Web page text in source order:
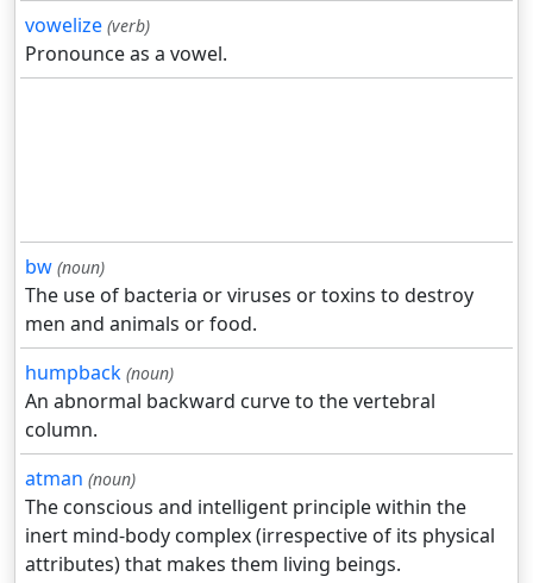
vowelize (verb)
Pronounce as a vowel.
bw (noun)
The use of bacteria or viruses or toxins to destroy
men and animals or food.
humpback (noun)
An abnormal backward curve to the vertebral
column.
atman (noun)
The conscious and intelligent principle within the
inert mind-body complex (irrespective of its physical
attributes) that makes them living beings.